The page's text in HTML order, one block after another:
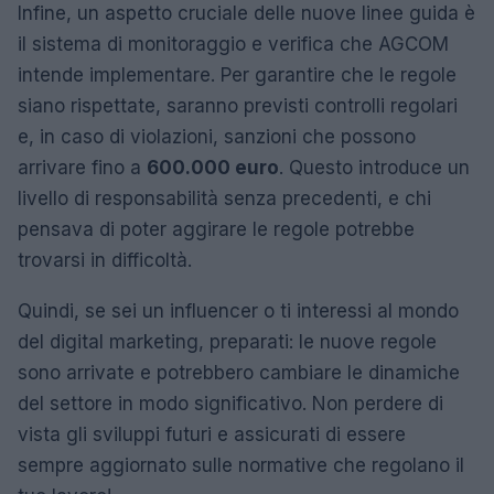
Infine, un aspetto cruciale delle nuove linee guida è
il sistema di monitoraggio e verifica che AGCOM
intende implementare. Per garantire che le regole
siano rispettate, saranno previsti controlli regolari
e, in caso di violazioni, sanzioni che possono
arrivare fino a 600.000 euro. Questo introduce un
livello di responsabilità senza precedenti, e chi
pensava di poter aggirare le regole potrebbe
trovarsi in difficoltà.
Quindi, se sei un influencer o ti interessi al mondo
del digital marketing, preparati: le nuove regole
sono arrivate e potrebbero cambiare le dinamiche
del settore in modo significativo. Non perdere di
vista gli sviluppi futuri e assicurati di essere
sempre aggiornato sulle normative che regolano il